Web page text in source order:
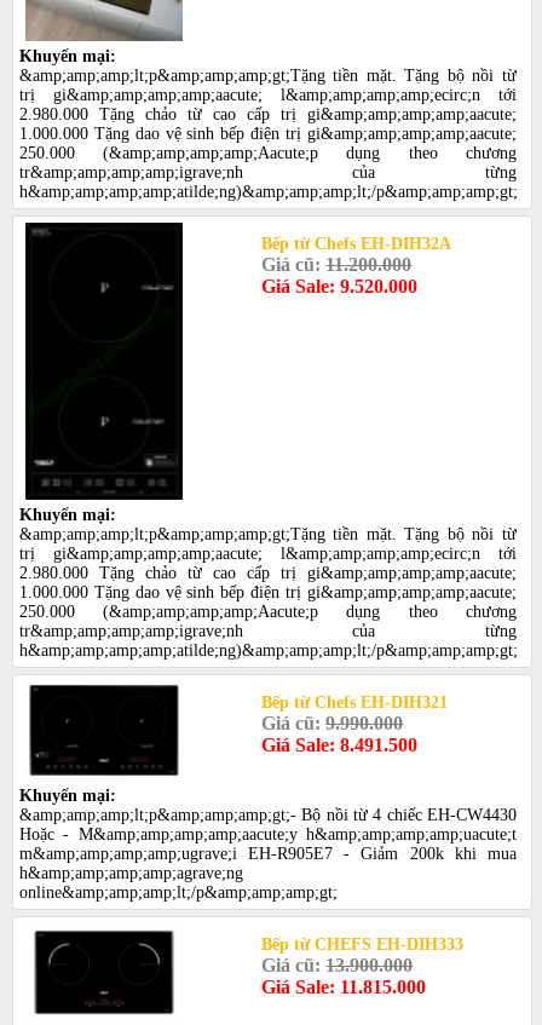
Khuyến mại:
&amp;amp;amp;lt;p&amp;amp;amp;gt;Tặng tiền mặt. Tặng bộ nồi từ
trị gi&amp;amp;amp;amp;aacute; l&amp;amp;amp;amp;ecirc;n tới
2.980.000 Tặng chảo từ cao cấp trị gi&amp;amp;amp;amp;aacute;
1.000.000 Tặng dao vệ sinh bếp điện trị gi&amp;amp;amp;amp;aacute;
250.000 (&amp;amp;amp;amp;Aacute;p dụng theo chương
tr&amp;amp;amp;amp;igrave;nh của từng
h&amp;amp;amp;amp;atilde;ng)&amp;amp;amp;lt;/p&amp;amp;amp;gt;
Bếp từ Chefs EH-DIH32A
Giá cũ:11.200.000
Giá Sale: 9.520.000
Khuyến mại:
&amp;amp;amp;lt;p&amp;amp;amp;gt;Tặng tiền mặt. Tặng bộ nồi từ
trị gi&amp;amp;amp;amp;aacute; l&amp;amp;amp;amp;ecirc;n tới
2.980.000 Tặng chảo từ cao cấp trị gi&amp;amp;amp;amp;aacute;
1.000.000 Tặng dao vệ sinh bếp điện trị gi&amp;amp;amp;amp;aacute;
250.000 (&amp;amp;amp;amp;Aacute;p dụng theo chương
tr&amp;amp;amp;amp;igrave;nh của từng
h&amp;amp;amp;amp;atilde;ng)&amp;amp;amp;lt;/p&amp;amp;amp;gt;
Bếp từ Chefs EH-DIH321
Giá cũ:9.990.000
Giá Sale: 8.491.500
Khuyến mại:
&amp;amp;amp;lt;p&amp;amp;amp;gt;- Bộ nồi từ 4 chiếc EH-CW4430
Hoặc - M&amp;amp;amp;amp;aacute;y h&amp;amp;amp;amp;uacute;t
m&amp;amp;amp;amp;ugrave;i EH-R905E7 - Giảm 200k khi mua
h&amp;amp;amp;amp;agrave;ng
online&amp;amp;amp;lt;/p&amp;amp;amp;gt;
Bếp từ CHEFS EH-DIH333
Giá cũ:13.900.000
Giá Sale: 11.815.000